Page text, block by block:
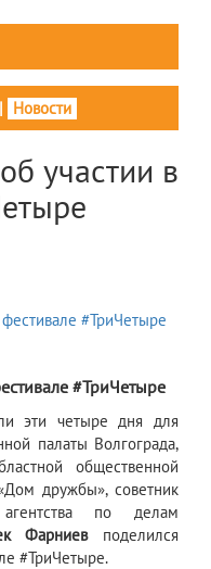
| Новости
участии в
#ТриЧетыре
эти четыре дня для
палаты Волгограда,
общественной
дружбы», советник
агентства по делам
Фарниевподелился
#ТриЧетыре.